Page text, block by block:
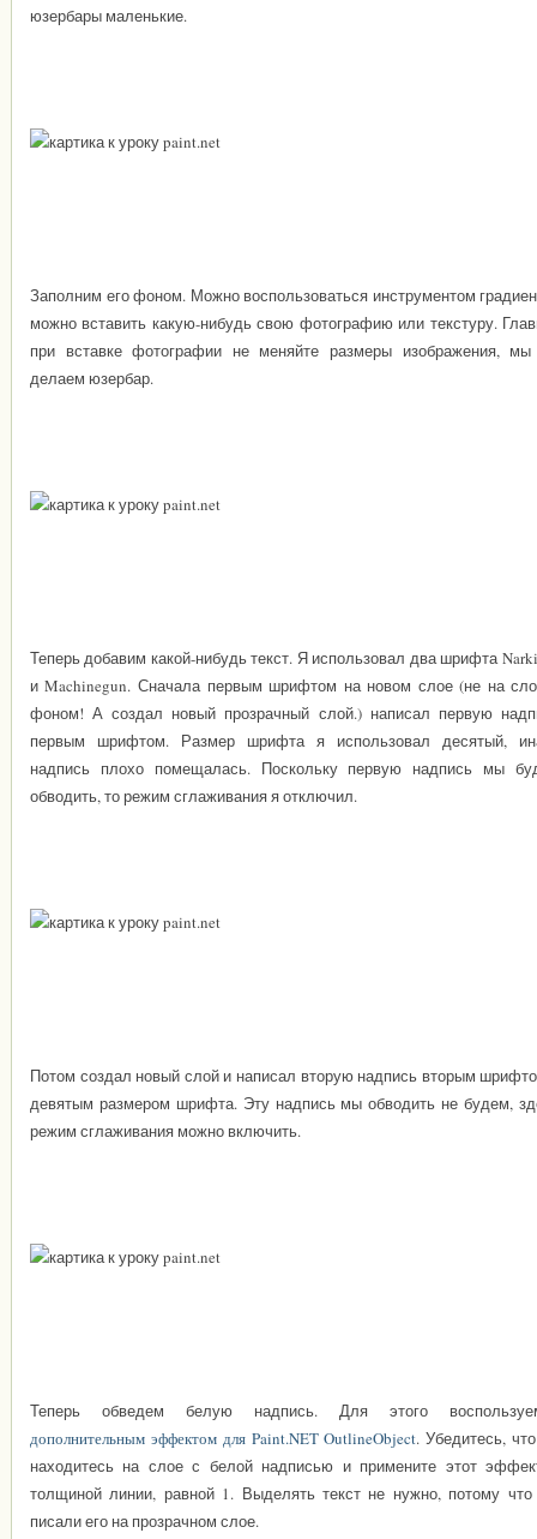
юзербары маленькие.
Заполним его фоном. Можно воспользоваться инструментом
можно вставить какую-нибудь свою фотографию или текстуру.
при вставке фотографии не меняйте размеры изображения,
делаем юзербар.
Теперь добавим какой-нибудь текст. Я использовал два шрифта
и Machinegun. Сначала первым шрифтом на новом слое (не на
фоном! А создал новый прозрачный слой.) написал первую
первым шрифтом. Размер шрифта я использовал десятый,
надпись плохо помещалась. Поскольку первую надпись мы
обводить, то режим сглаживания я отключил.
Потом создал новый слой и написал вторую надпись вторым
девятым размером шрифта. Эту надпись мы обводить не будем,
режим сглаживания можно включить.
Теперь обведем белую надпись. Для этого
дополнительным эффектом для Paint.NET OutlineObject. Убедитесь,
находитесь на слое с белой надписью и примените этот
толщиной линии, равной 1. Выделять текст не нужно, потому
писали его на прозрачном слое.